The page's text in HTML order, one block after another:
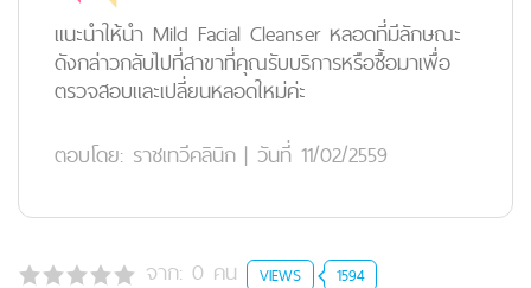
แนะนำให้นำ Mild Facial Cleanser หลอดที่มีลักษณะ
ดังกล่าวกลับไปที่สาขาที่คุณรับบริการหรือซื้อมาเพื่อ
ตรวจสอบและเปลี่ยนหลอดใหม่ค่ะ
ตอบโดย: ราชเทวีคลินิก | วันที่ 11/02/2559
จาก: 0 คน VIEWS 1594